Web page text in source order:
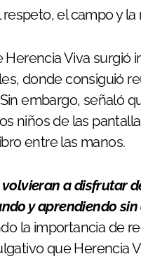
el campo y la
Herencia Viva
donde consiguió
embargo, señaló
niños de las
entre las manos.
a disfrutar
y aprendiendo
la importancia de
que Herencia